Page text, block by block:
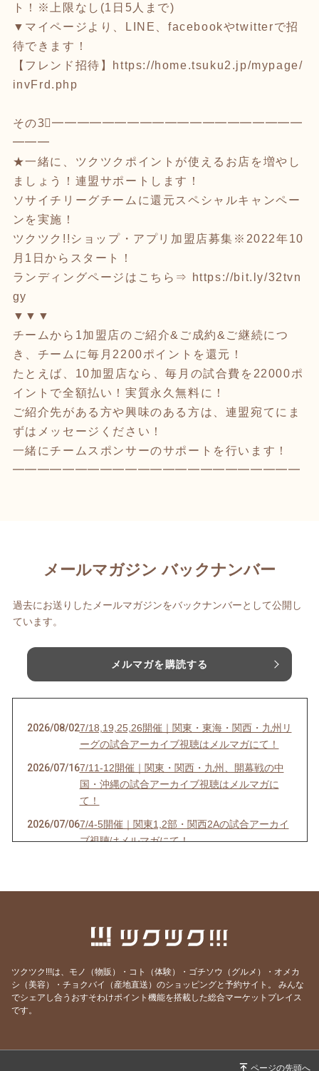
ト！※上限なし(1日5人まで)
▼マイページより、LINE、facebookやtwitterで招
待できます！
【フレンド招待】 https://home.tsuku2.jp/mypage/
invFrd.php
その3⃣━━━━━━━━━━━━━━━━━━━━
━━━
★一緒に、ツクツクポイントが使えるお店を増やし
ましょう！連盟サポートします！
ソサイチリーグチームに還元スペシャルキャンペー
ンを実施！
ツクツク!!ショップ・アプリ加盟店募集※2022年10
月1日からスタート！
ランディングページはこちら⇒
https://bit.ly/32tvn
gy
▼▼▼
チームから1加盟店のご紹介&ご成約&ご継続につ
き、チームに毎月2200ポイントを還元！
たとえば、10加盟店なら、毎月の試合費を22000ポ
イントで全額払い！実質永久無料に！
ご紹介先がある方や興味のある方は、連盟宛てにま
ずはメッセージください！
一緒にチームスポンサーのサポートを行います！
━━━━━━━━━━━━━━━━━━━━━━━
メールマガジン バックナンバー
過去にお送りしたメールマガジンをバックナンバーとして公開し
ています。
メルマガを購読する
2026/08/027/18,19,25,26開催｜関東・東海・関西・九州リ
ーグの試合アーカイブ視聴はメルマガにて！
2026/07/167/11-12開催｜関東・関西・九州、開幕戦の中
国・沖縄の試合アーカイブ視聴はメルマガに
て！
2026/07/067/4-5開催｜関東1,2部・関西2Aの試合アーカイ
ブ視聴はメルマガにて！
6/20-21開催｜関東4部AB・東海1部・関西2C・
て！
2026/06/20 6/13-14開催｜関東3部ABC,4部E、九州リーグ
ツクツク!!!は、モノ（物販）・コト（体験）・ゴチソウ（グルメ）・オメカ
シ（美容）・チョクバイ（産地直送）のショッピングと予約サイト。
みんな
でシェアし合うおすそわけポイント機能を搭載した総合マーケットプレイス
です。